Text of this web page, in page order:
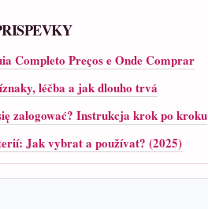
Completo Preços e Onde Comprar
léčba a jak dlouho trvá
zalogować? Instrukcja krok po kroku
Jak vybrat a používat? (2025)